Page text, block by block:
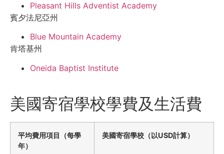
Pleasant Hills Adventist Academy
賓夕法尼亞州
Blue Mountain Academy
肯塔基州
Oneida Baptist Institute
美國寄宿學校學費及生活費
平均費用項目（每學
年）
美國寄宿學校（以USD計算）